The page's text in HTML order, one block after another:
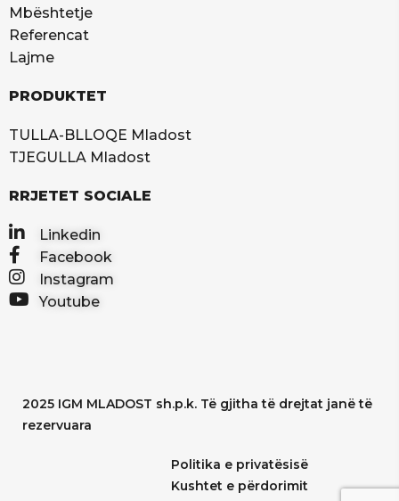
Mbështetje
Referencat
Lajme
PRODUKTET
TULLA-BLLOQE Mladost
TJEGULLA Mladost
RRJETET SOCIALE
Linkedin
Facebook
Instagram
Youtube
2025 IGM MLADOST sh.p.k. Të gjitha të drejtat janë të
rezervuara
Politika e privatësisë
Kushtet e përdorimit